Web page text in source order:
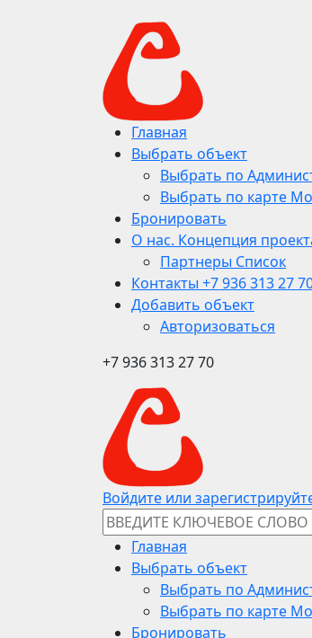
Главная
Выбрать объект
Выбрать по
Выбрать по карте
Бронировать
О нас. Концепция
Партнеры Список
Контакты +7 936 313 27
Добавить объект
Авторизоваться
+7 936 313 27 70
Войдите или
Главная
Выбрать объект
Выбрать по
Выбрать по карте
Бронировать